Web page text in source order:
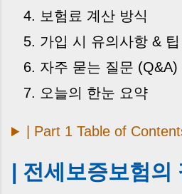
보험료 계산 방식
가입 시 유의사항 & 팁
자주 묻는 질문 (Q&A)
오늘의 한눈 요약
| Part 1 Table of
| 전세보증보험의